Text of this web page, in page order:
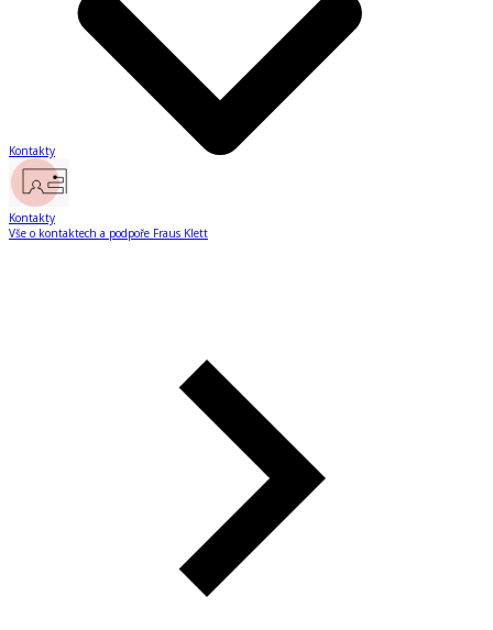
Kontakty
Kontakty
Vše o kontaktech a podpoře Fraus Klett